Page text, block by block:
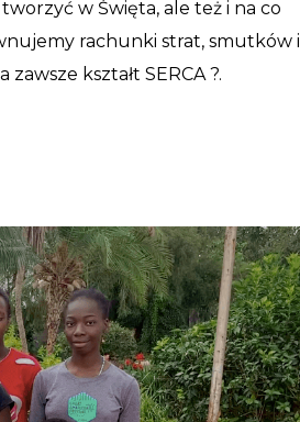
w Święta, ale też i na co
rachunki strat, smutków i
kształt SERCA?.